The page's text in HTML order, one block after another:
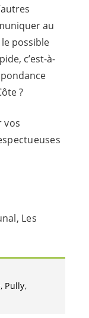
au
possible
c’est-à-
?
vos
Les
Pully